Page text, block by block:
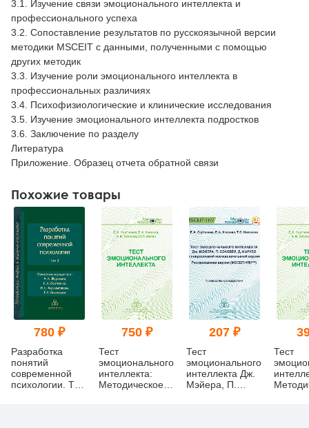
3.1. Изучение связи эмоционального интеллекта и
профессионального успеха
3.2. Сопоставление результатов по русскоязычной версии
методики MSCEIT с данными, полученными с помощью
других методик
3.3. Изучение роли эмоционального интеллекта в
профессиональных различиях
3.4. Психофизиологические и клинические исследования
3.5. Изучение эмоционального интеллекта подростков
3.6. Заключение по разделу
Литература
Приложение. Образец отчета обратной связи
Похожие товары
780 ₽
Разработка
понятий
современной
психологии. Том
750 ₽
Тест
эмоционального
интеллекта:
Методическое
207 ₽
Тест
эмоционального
интеллекта Дж.
Мэйера, П.
Тест